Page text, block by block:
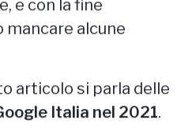
e con la fine
mancare alcune
articolo si parla delle
Italia nel 2021.